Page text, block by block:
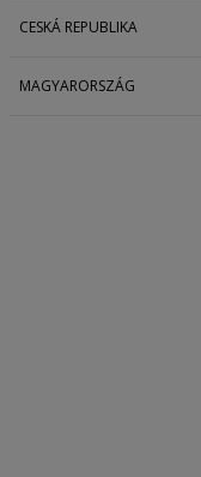
CESKÁ REPUBLIKA
MAGYARORSZÁG